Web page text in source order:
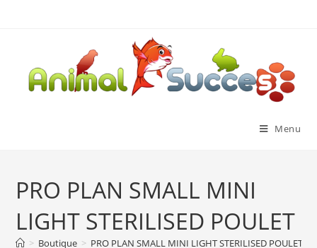
Menu
PRO PLAN SMALL MINI
LIGHT STERILISED POULET
> Boutique > PRO PLAN SMALL MINI LIGHT STERILISED POULET